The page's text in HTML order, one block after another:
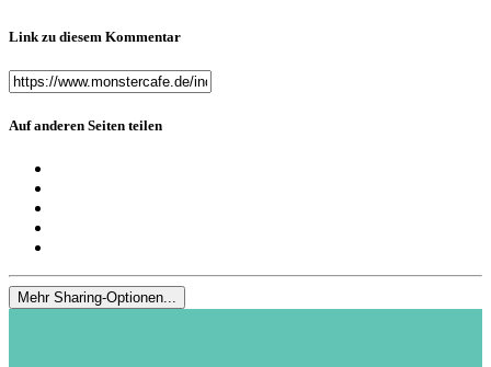
Link zu diesem Kommentar
Auf anderen Seiten teilen
Mehr Sharing-Optionen...